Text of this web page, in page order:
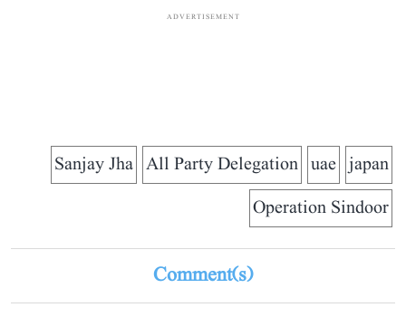
ADVERTISEMENT
japan
uae
All Party Delegation
Sanjay Jha
Operation Sindoor
Comment(s)